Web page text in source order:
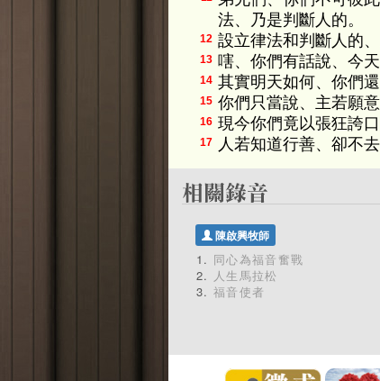
法、乃是判斷人的。
12 設立律法和判斷人的
13 嗐、你們有話說、今
14 其實明天如何、你們
15 你們只當說、主若願
16 現今你們竟以張狂誇
17 人若知道行善、卻不
陳啟興牧師
同心為福音奮戰
人生馬拉松
福音使者